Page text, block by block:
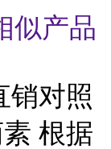
似产品
销对照
根据